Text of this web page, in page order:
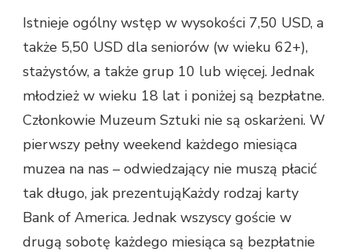
Istnieje ogólny wstęp w wysokości 7,50 USD, a
także 5,50 USD dla seniorów (w wieku 62+),
stażystów, a także grup 10 lub więcej. Jednak
młodzież w wieku 18 lat i poniżej są bezpłatne.
Członkowie Muzeum Sztuki nie są oskarżeni. W
pierwszy pełny weekend każdego miesiąca
muzea na nas – odwiedzający nie muszą płacić
tak długo, jak prezentująKażdy rodzaj karty
Bank of America. Jednak wszyscy goście w
drugą sobotę każdego miesiąca są bezpłatnie